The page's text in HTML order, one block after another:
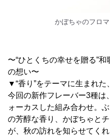
かぼちゃのフロ
〜“ひとくちの幸せを贈る”
の想い〜
▼“香り”をテーマに生まれ
今回の新作フレーバー3種は
ォーカスした組み合わせ。
の芳醇な香り、かぼちゃと
が、秋の訪れを知らせてくれ